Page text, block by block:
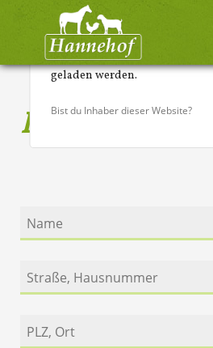
Google Maps kann auf dieser
geladen werden.
Bist du Inhaber dieser Website?